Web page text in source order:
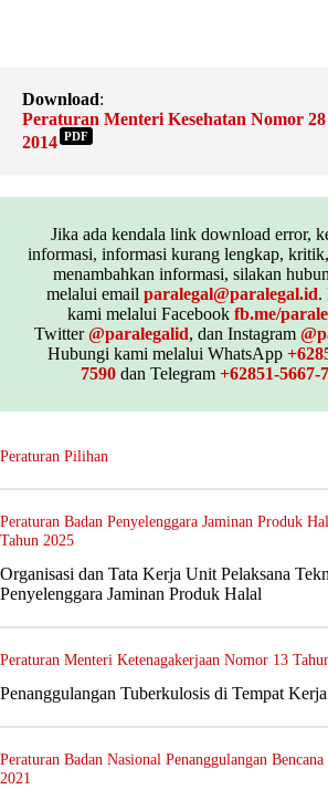
Download:
Peraturan Menteri Kesehatan Nomor
2014 PDF
Jika ada kendala link download error,
informasi, informasi kurang lengkap, kritik,
menambahkan informasi, silakan
melalui emailparalegal@paralegal.id.
kami melalui Facebook fb.me/
Twitter@paralegalid, dan Instagram
Hubungi kami melalui WhatsApp
7590dan Telegram +62851-5667-
Peraturan Pilihan
Peraturan Badan Penyelenggara Jaminan Produk
Tahun 2025
Organisasi dan Tata Kerja Unit Pelaksana
Penyelenggara Jaminan Produk Halal
Peraturan Menteri Ketenagakerjaan Nomor 13
Penanggulangan Tuberkulosis di Tempat Kerja
Peraturan Badan Nasional Penanggulangan
2021